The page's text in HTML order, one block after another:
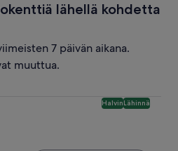
lähellä kohdetta
7 päivän aikana.
muuttua.
HalvinLähinnä